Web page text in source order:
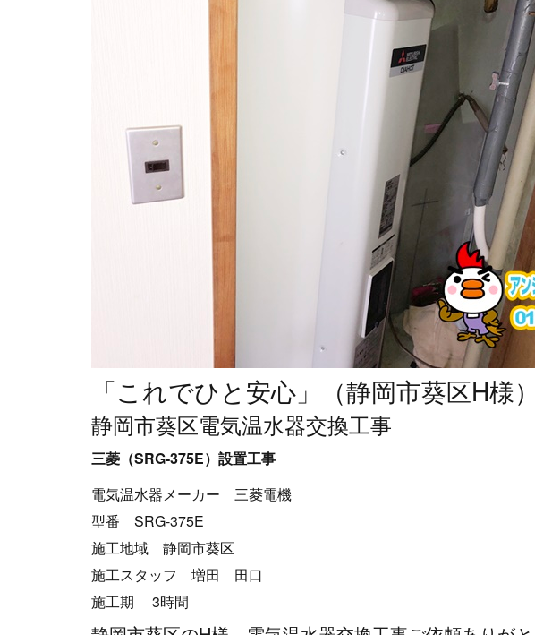
「これでひと安心」（静岡市葵区H様）
静岡市葵区電気温水器交換工事
三菱（SRG-375E）設置工事
電気温水器メーカー 三菱電機
型番 SRG-375E
施工地域 静岡市葵区
施工スタッフ 増田 田口
施工期 3時間